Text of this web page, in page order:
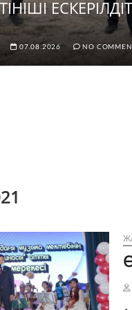
07.08.2026 NO